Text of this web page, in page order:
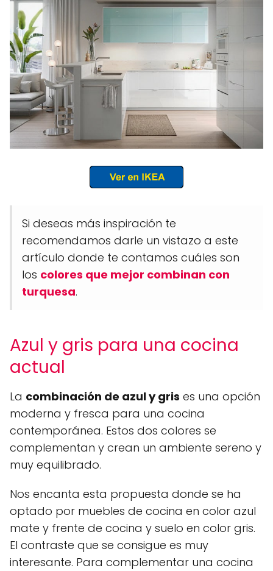
Si deseas más inspiración te
recomendamos darle un vistazo a este
artículo donde te contamos cuáles son
los colores que mejor combinan con
turquesa.
Azul y gris para una cocina
actual
La combinación de azul y gris es una opción
moderna y fresca para una cocina
contemporánea. Estos dos colores se
complementan y crean un ambiente sereno y
muy equilibrado.
Nos encanta esta propuesta donde se ha
optado por muebles de cocina en color azul
mate y frente de cocina y suelo en color gris.
El contraste que se consigue es muy
interesante. Para complementar una cocina